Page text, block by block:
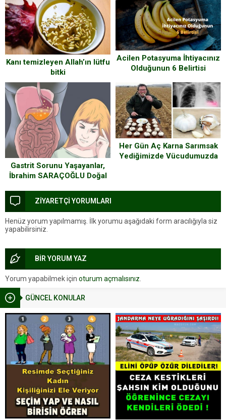
GÜNCEL KONULAR
Kanı temizleyen Allah’ın lütfu
bitki
Acilen Potasyuma İhtiyacınız
Olduğunun 6 Belirtisi
Gastrit Sorunu Yaşayanlar,
İbrahim SARAÇOĞLU Doğal
Kurtulacağınızın Yöntemini
Verdi
Her Gün Aç Karna Sarımsak
Yediğimizde Vücudumuzda
ZİYARETÇİ YORUMLARI
Henüz yorum yapılmamış. İlk yorumu aşağıdaki form aracılığıyla siz
yapabilirsiniz.
BİR YORUM YAZ
Yorum yapabilmek için oturum açmalısınız